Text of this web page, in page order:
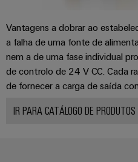
setor
de
processos
Transmissão
e
distribuição
Ferramentas
Máquinas
automáticas
Software
Vantagens a dobrar ao
a falha de uma fonte de
nem a de uma fase individual
de controlo de 24 V CC. Cada
de fornecer a carga de saída
IR PARA CATÁLOGO DE PRODUTOS